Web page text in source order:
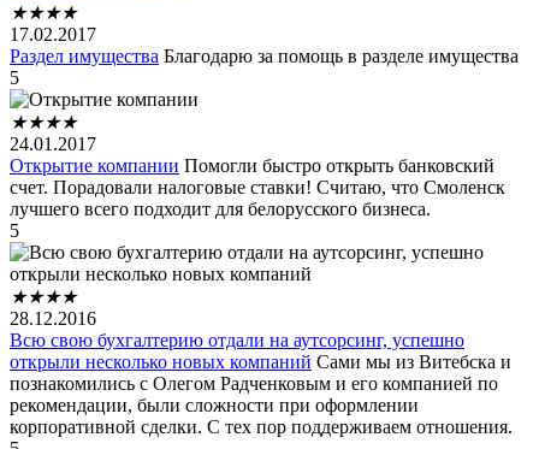
★★★★
17.02.2017
Раздел имущества Благодарю за помощь в разделе имущества
5
★★★★
24.01.2017
Открытие компании Помогли быстро открыть банковский
счет. Порадовали налоговые ставки! Считаю, что Смоленск
лучшего всего подходит для белорусского бизнеса.
5
★★★★
28.12.2016
Всю свою бухгалтерию отдали на аутсорсинг, успешно
открыли несколько новых компаний Сами мы из Витебска и
познакомились с Олегом Радченковым и его компанией по
рекомендации, были сложности при оформлении
корпоративной сделки. С тех пор поддерживаем отношения.